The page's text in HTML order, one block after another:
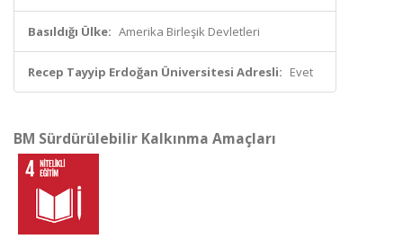
Basıldığı Ülke: Amerika Birleşik Devletleri
Recep Tayyip Erdoğan Üniversitesi Adresli: Evet
BM Sürdürülebilir Kalkınma Amaçları